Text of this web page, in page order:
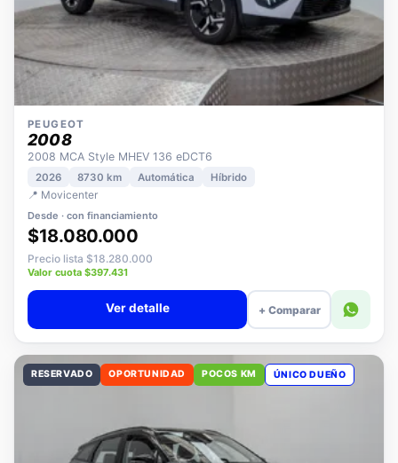
PEUGEOT
2008
2008 MCA Style MHEV 136 eDCT6
2026 8730 km
📍 Movicenter
Desde · con financiamiento
$18.080.000
Precio lista $18.280.000
Valor cuota $397.431
+ Comparar
RESERVADO OPORTUNIDAD POCOS KM